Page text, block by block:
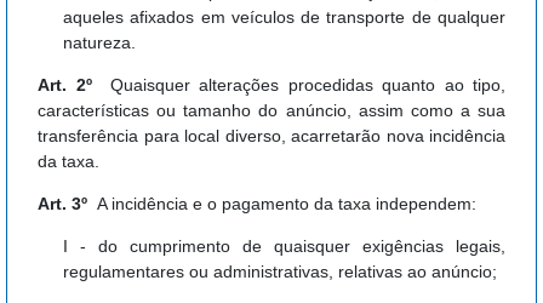
aqueles afixados em veículos de transporte de qualquer
natureza.
Art. 2º Quaisquer alterações procedidas quanto ao tipo,
características ou tamanho do anúncio, assim como a sua
transferência para local diverso, acarretarão nova incidência
da taxa.
Art. 3º A incidência e o pagamento da taxa independem:
I - do cumprimento de quaisquer exigências legais,
regulamentares ou administrativas, relativas ao anúncio;